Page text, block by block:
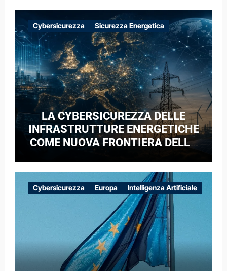
Cybersicurezza Sicurezza Energetica
LA CYBERSICUREZZA DELLE
INFRASTRUTTURE ENERGETICHE
COME NUOVA FRONTIERA DELLA
CASO DELLE RETI ELETTRICHE
EUROPEE NEL CONTESTO DELLA
GUERRA IBRIDA
Cybersicurezza Europa Intelligenza Artificiale